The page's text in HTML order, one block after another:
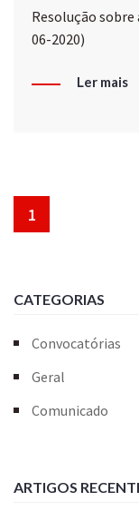
Resolução
06-2020)
Ler mais
1
CATEGORIAS
Convocatórias
Geral
Comunicado
ARTIGOS